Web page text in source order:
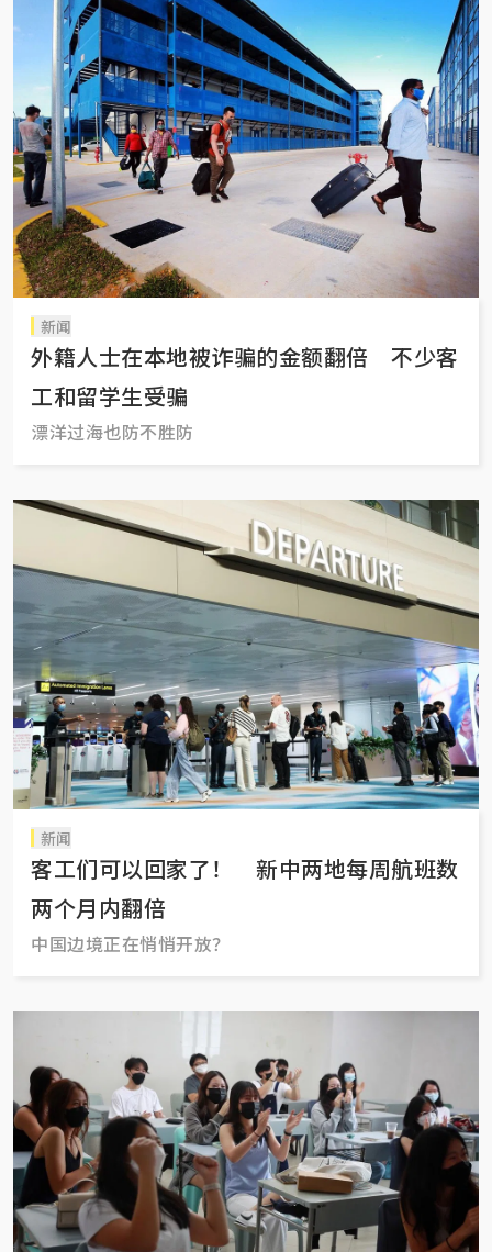
新闻
外籍人士在本地被诈骗的金额翻倍 不少客
工和留学生受骗
漂洋过海也防不胜防
新闻
客工们可以回家了！ 新中两地每周航班数
两个月内翻倍
中国边境正在悄悄开放？